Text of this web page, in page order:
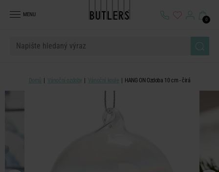
MENU
0
Domů Vánoční ozdoby Vánoční koule HANG ON Ozdoba 10 cm - čirá